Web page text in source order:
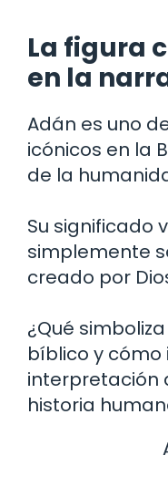
La figura
en la
Adán es uno
icónicos en la
de la
Su significado
simplemente
creado por
¿Qué
bíblico y cómo
interpretación
historia